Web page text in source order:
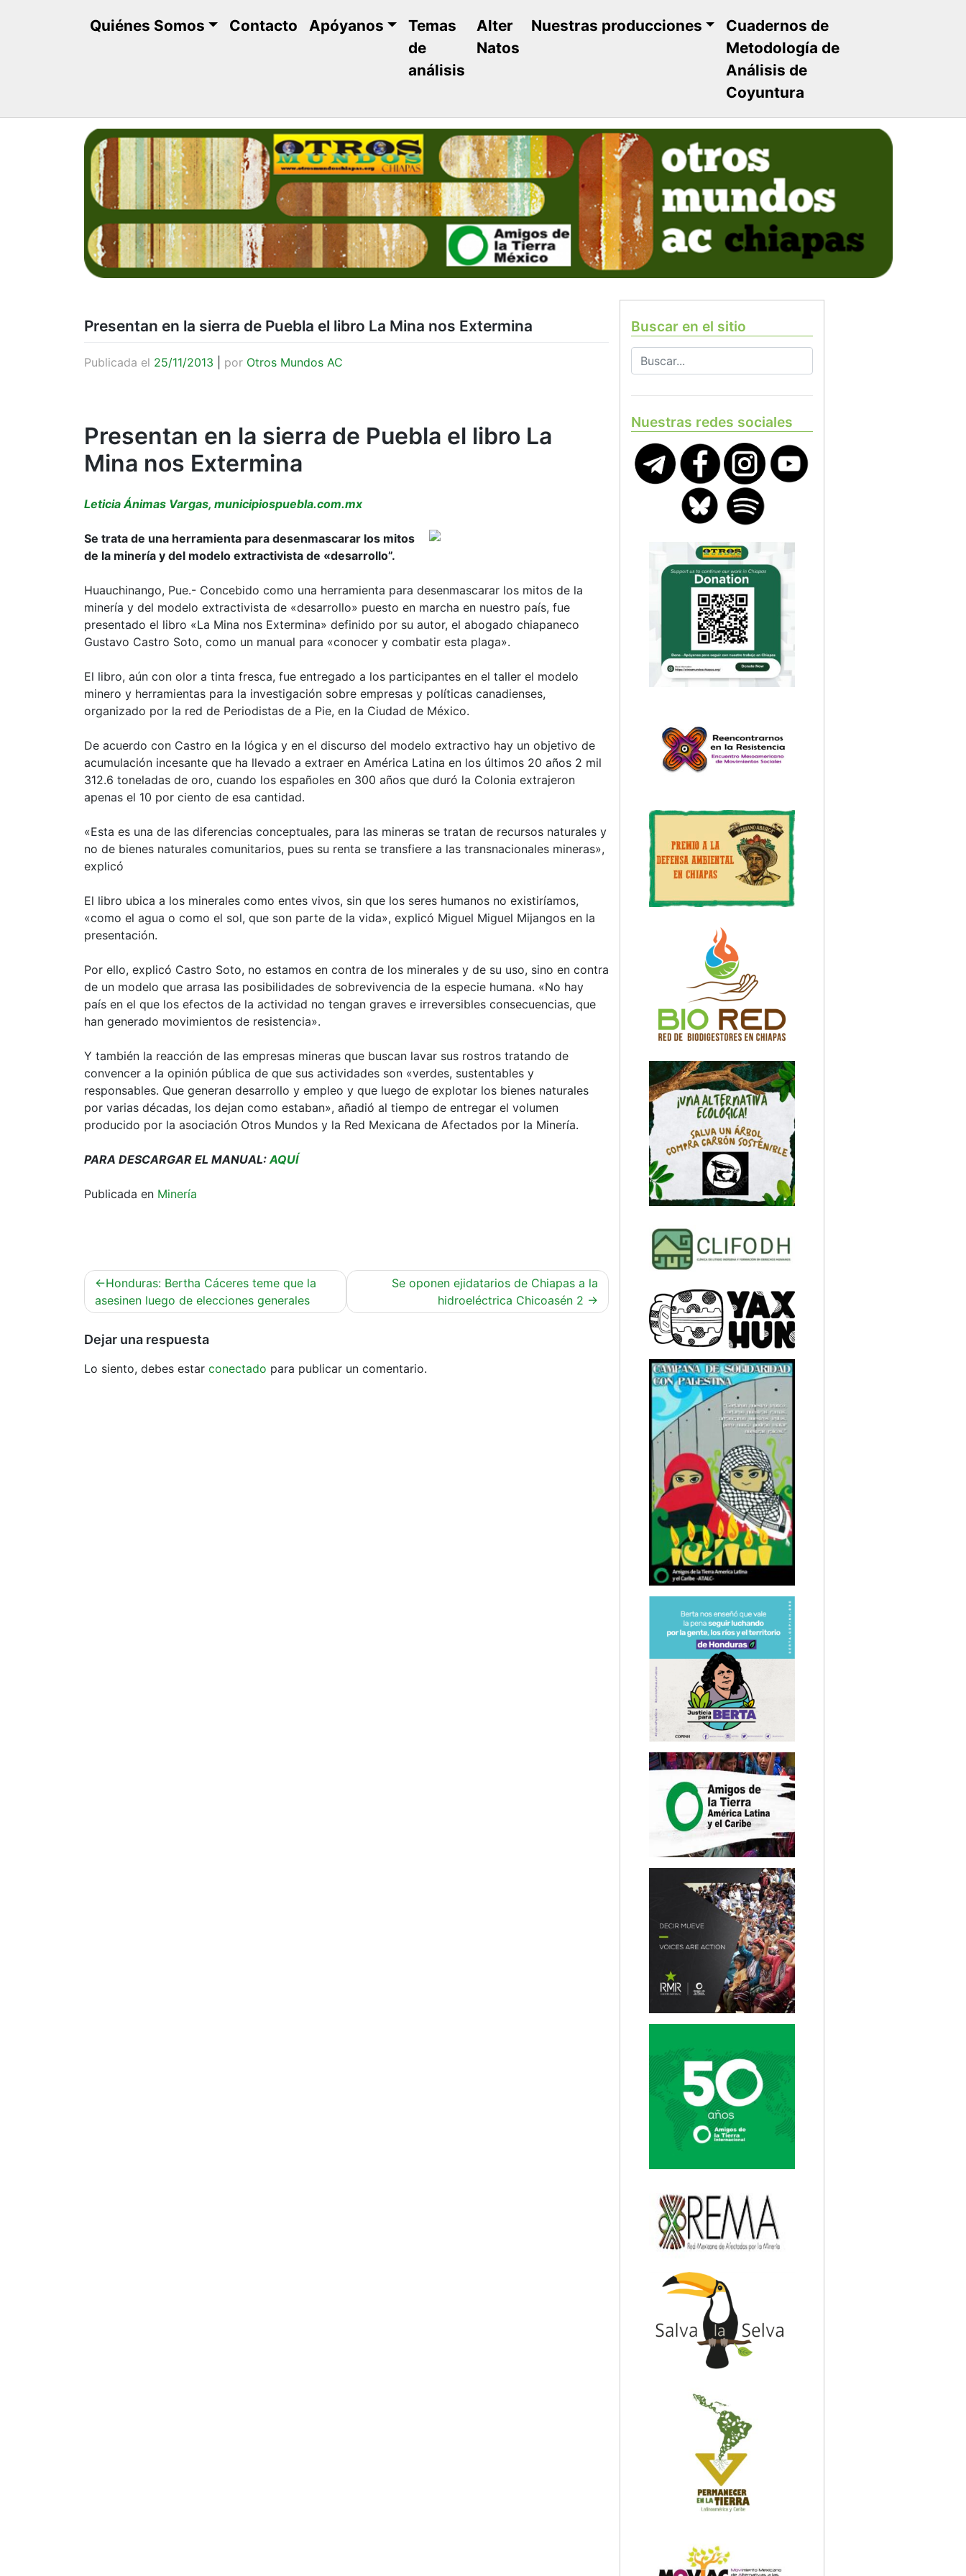
Quiénes Somos Contacto Apóyanos
Temas
de
análisis
Alter
Natos
Nuestras producciones
Cuadernos de
Metodología de
Análisis de
Coyuntura
Presentan en la sierra de Puebla el libro La Mina nos Extermina
Publicada el 25/11/2013 por Otros Mundos AC
Presentan en la sierra de Puebla el libro La
Mina nos Extermina
Leticia Ánimas Vargas, municipiospuebla.com.mx
Se trata de una herramienta para desenmascarar los mitos
de la minería y del modelo extractivista de «desarrollo”.
Huauchinango, Pue.- Concebido como una herramienta para desenmascarar los mitos de la
minería y del modelo extractivista de «desarrollo» puesto en marcha en nuestro país, fue
presentado el libro «La Mina nos Extermina» definido por su autor, el abogado chiapaneco
Gustavo Castro Soto, como un manual para «conocer y combatir esta plaga».
El libro, aún con olor a tinta fresca, fue entregado a los participantes en el taller el modelo
minero y herramientas para la investigación sobre empresas y políticas canadienses,
organizado por la red de Periodistas de a Pie, en la Ciudad de México.
De acuerdo con Castro en la lógica y en el discurso del modelo extractivo hay un objetivo de
acumulación incesante que ha llevado a extraer en América Latina en los últimos 20 años 2 mil
312.6 toneladas de oro, cuando los españoles en 300 años que duró la Colonia extrajeron
apenas el 10 por ciento de esa cantidad.
«Esta es una de las diferencias conceptuales, para las mineras se tratan de recursos naturales y
no de bienes naturales comunitarios, pues su renta se transfiere a las transnacionales mineras»,
explicó
El libro ubica a los minerales como entes vivos, sin que los seres humanos no existiríamos,
«como el agua o como el sol, que son parte de la vida», explicó Miguel Miguel Mijangos en la
presentación.
Por ello, explicó Castro Soto, no estamos en contra de los minerales y de su uso, sino en contra
de un modelo que arrasa las posibilidades de sobrevivencia de la especie humana. «No hay
país en el que los efectos de la actividad no tengan graves e irreversibles consecuencias, que
han generado movimientos de resistencia».
Y también la reacción de las empresas mineras que buscan lavar sus rostros tratando de
convencer a la opinión pública de que sus actividades son «verdes, sustentables y
responsables. Que generan desarrollo y empleo y que luego de explotar los bienes naturales
por varias décadas, los dejan como estaban», añadió al tiempo de entregar el volumen
producido por la asociación Otros Mundos y la Red Mexicana de Afectados por la Minería.
PARA DESCARGAR EL MANUAL: AQUÍ
Publicada en Minería
Navegación
de
Honduras: Bertha Cáceres teme que la
asesinen luego de elecciones generales
Se oponen ejidatarios de Chiapas a la
hidroeléctrica Chicoasén 2
Dejar una respuesta
Lo siento, debes estar conectado para publicar un comentario.
Buscar en el sitio
Nuestras redes sociales